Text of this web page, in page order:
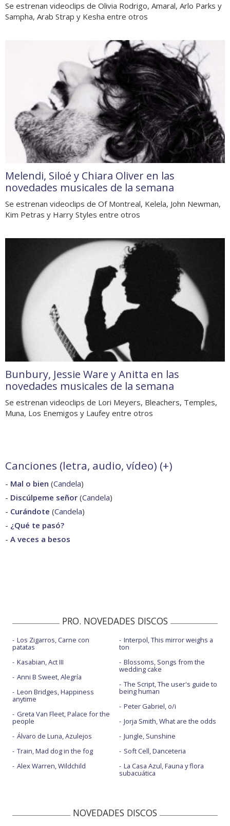
Se estrenan videoclips de Olivia Rodrigo, Amaral, Arlo Parks y
Sampha, Arab Strap y Kesha entre otros
Melendi, Siloé y Chiara Oliver en las
novedades musicales de la semana
Se estrenan videoclips de Of Montreal, Kelela, John Newman,
Kim Petras y Harry Styles entre otros
Bunbury, Jessie Ware y Anitta en las
novedades musicales de la semana
Se estrenan videoclips de Lori Meyers, Bleachers, Temples,
Muna, Los Enemigos y Laufey entre otros
Canciones (letra, audio, vídeo) (+)
- Mal o bien (Candela)
- Discúlpeme señor (Candela)
- Curándote (Candela)
- ¿Qué te pasó?
- A veces a besos
PRO. NOVEDADES DISCOS
Los Zigarros, Carne con
patatas
Kasabian, Act III
Anni B Sweet, Alegría
Leon Bridges, Happiness
anytime
Greta Van Fleet, Palace for the
people
Álvaro de Luna, Azulejos
Train, Mad dog in the fog
Alex Warren, Wildchild
Interpol, This mirror weighs a
ton
Blossoms, Songs from the
wedding cake
The Script, The user's guide to
being human
Peter Gabriel, o/i
Jorja Smith, What are the odds
Jungle, Sunshine
Soft Cell, Danceteria
La Casa Azul, Fauna y flora
subacuática
NOVEDADES DISCOS